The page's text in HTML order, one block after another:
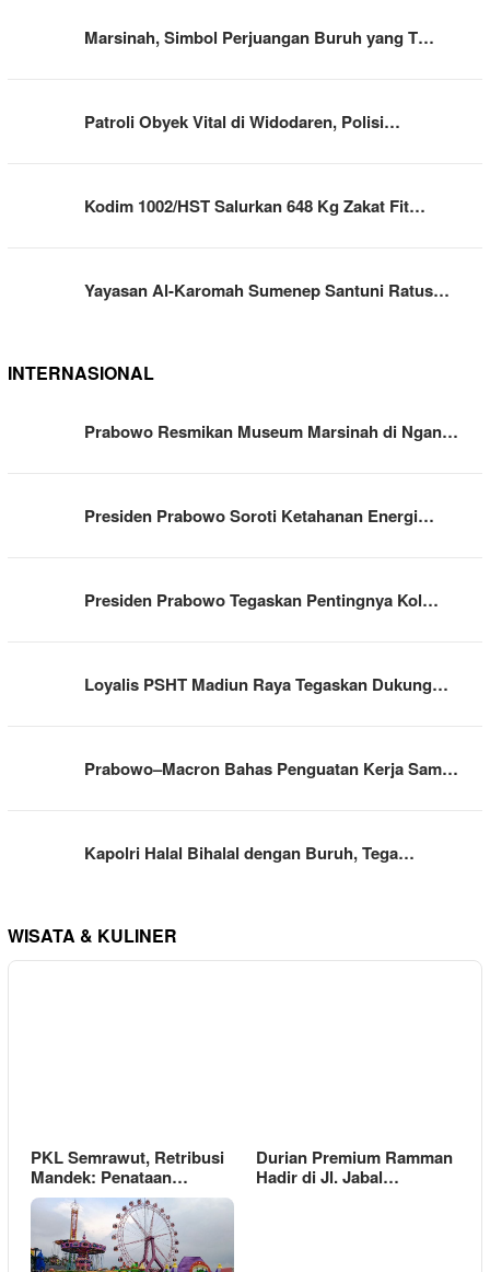
Marsinah, Simbol Perjuangan Buruh yang T…
Patroli Obyek Vital di Widodaren, Polisi…
Kodim 1002/HST Salurkan 648 Kg Zakat Fit…
Yayasan Al-Karomah Sumenep Santuni Ratus…
INTERNASIONAL
Prabowo Resmikan Museum Marsinah di Ngan…
Presiden Prabowo Soroti Ketahanan Energi…
Presiden Prabowo Tegaskan Pentingnya Kol…
Loyalis PSHT Madiun Raya Tegaskan Dukung…
Prabowo–Macron Bahas Penguatan Kerja Sam…
Kapolri Halal Bihalal dengan Buruh, Tega…
WISATA & KULINER
PKL Semrawut, Retribusi
Mandek: Penataan…
Durian Premium Ramman
Hadir di Jl. Jabal…